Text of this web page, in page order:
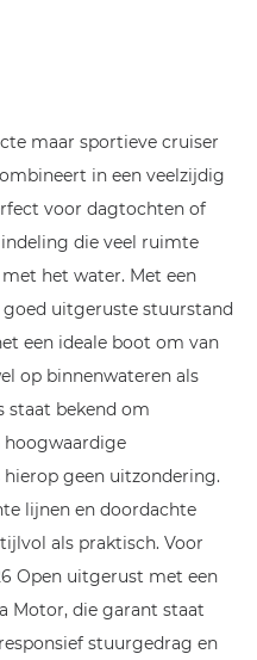
maar sportieve cruiser
in een veelzijdig
voor dagtochten of
die veel ruimte
het water. Met een
uitgeruste stuurstand
een ideale boot om van
op binnenwateren als
staat bekend om
hoogwaardige
geen uitzondering.
lijnen en doordachte
als praktisch. Voor
Open uitgerust met een
Motor, die garant staat
stuurgedrag en